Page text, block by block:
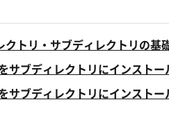
クトリ・サブディレクトリの基
サブディレクトリにインストー
サブディレクトリにインスト